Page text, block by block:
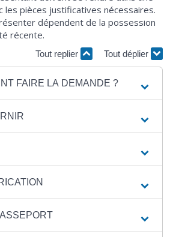
les pièces justificatives nécessaires.
dépendent de la possession
récente.
Tout replier Tout déplier
FAIRE LA DEMANDE ?